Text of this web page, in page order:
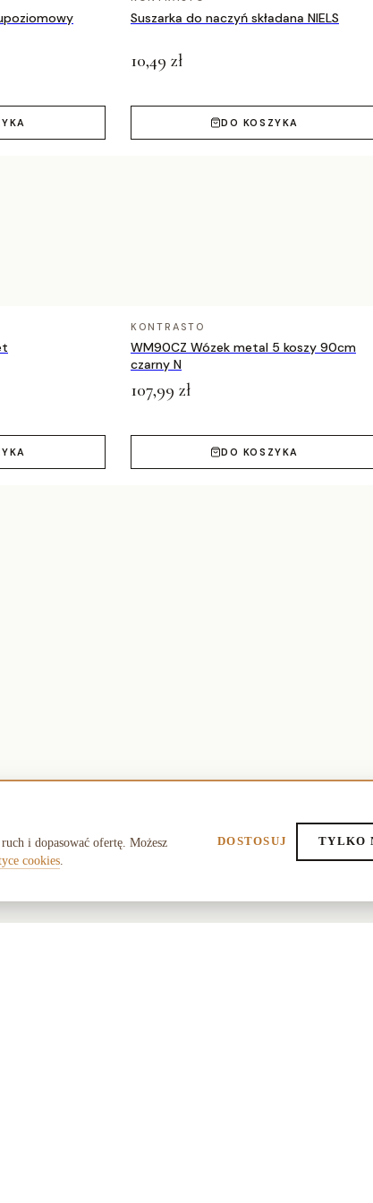
Suszarka do naczyń składana NIELS
10,49 zł
DO KOSZYKA
KONTRASTO
WM90CZ Wózek metal 5 koszy 90cm
czarny N
107,99 zł
DO KOSZYKA
i dopasować ofertę. Możesz
cookies
DOSTOSUJ TYLKO